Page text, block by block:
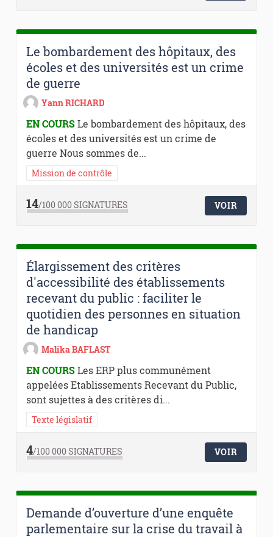
Le bombardement des hôpitaux, des
écoles et des universités est un crime
de guerre
Yann RICHARD
EN COURSLe bombardement des hôpitaux, des
écoles et des universités est un crime de
guerre Nous sommes de...
Mission de contrôle
14/100 000SIGNATURES VOIR
Élargissement des critères
d'accessibilité des établissements
recevant du public : faciliter le
quotidien des personnes en situation
de handicap
Malika BAFLAST
EN COURSLes ERP plus communément
appelées Etablissements Recevant du Public,
sont sujettes à des critères di...
Texte législatif
4/100 000SIGNATURES VOIR
Demande d’ouverture d’une enquête
parlementaire sur la crise du travail à